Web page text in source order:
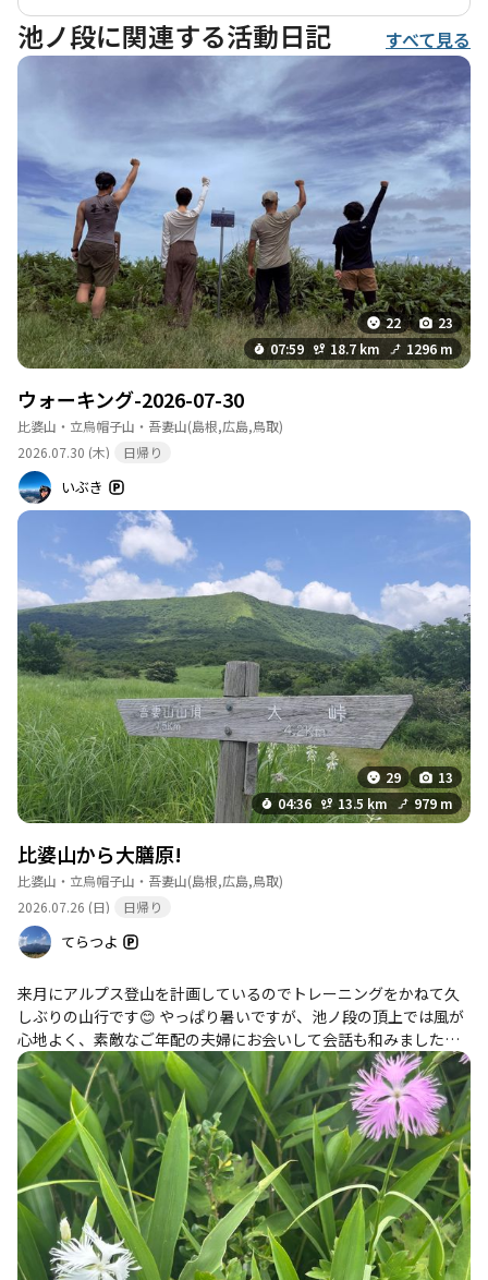
池ノ段に関連する活動日記 すべて見る
22
23
07:59
18.7 km 1296 m
ウォーキング-2026-07-30
比婆山・立烏帽子山・吾妻山(島根,広島,鳥取)
2026.07.30 (木)
日帰り
いぶき
29
13
04:36
13.5 km 979 m
比婆山から大膳原!
比婆山・立烏帽子山・吾妻山(島根,広島,鳥取)
2026.07.26 (日)
日帰り
てらつよ
来月にアルプス登山を計画しているのでトレーニングをかねて久
しぶりの山行です😊 やっぱり暑いですが、池ノ段の頂上では風が
心地よく、素敵なご年配の夫婦にお会いして会話も和みました☺️
大膳原をおすすめされましたので、予定ルートではなかったです
が、少し寄り道しました! 熊🐻が怖いですが、野営出来たら素敵な
草原でした😊 登り返しがきつかったですが良いトレーニングで
す！ 帰りはゆっくらのサウナでしっかり整って楽しい1日になり
ました✨